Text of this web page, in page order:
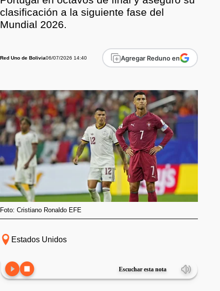
clasificación a la siguiente fase del
Mundial 2026.
Red Uno de Bolivia06/07/2026 14:40 Agregar Reduno en
Foto: Cristiano Ronaldo EFE
Estados Unidos
Escuchar esta nota